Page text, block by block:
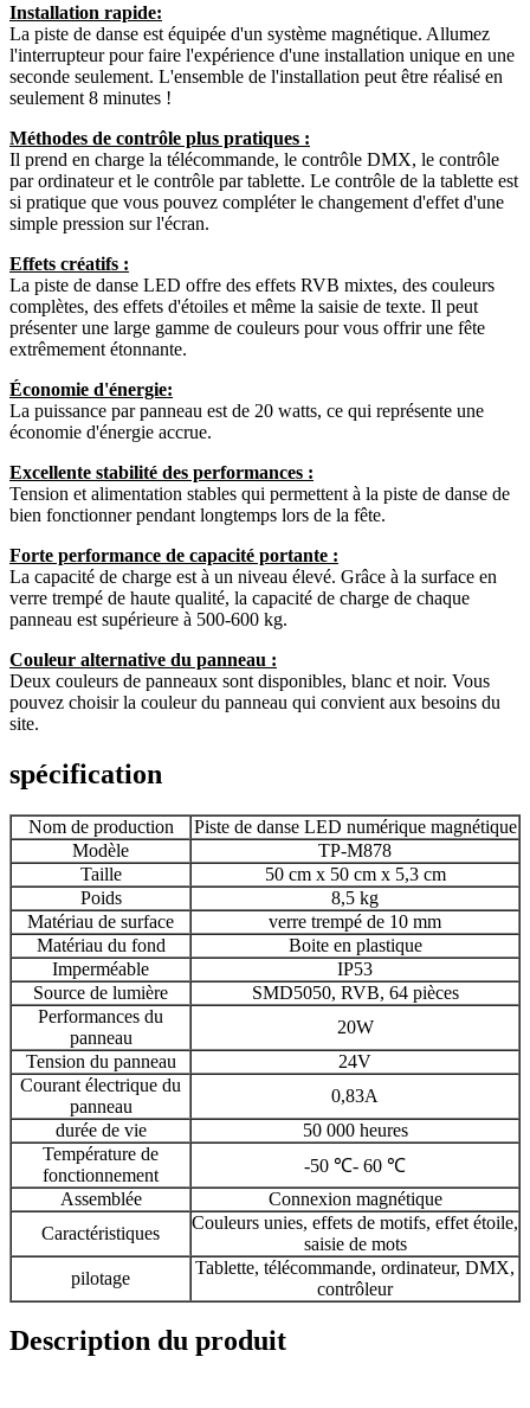
Installation rapide:
La piste de danse est équipée d'un système magnétique. Allumez
l'interrupteur pour faire l'expérience d'une installation unique en une
seconde seulement. L'ensemble de l'installation peut être réalisé en
seulement 8 minutes !
Méthodes de contrôle plus pratiques :
Il prend en charge la télécommande, le contrôle DMX, le contrôle
par ordinateur et le contrôle par tablette. Le contrôle de la tablette est
si pratique que vous pouvez compléter le changement d'effet d'une
simple pression sur l'écran.
Effets créatifs :
La piste de danse LED offre des effets RVB mixtes, des couleurs
complètes, des effets d'étoiles et même la saisie de texte. Il peut
présenter une large gamme de couleurs pour vous offrir une fête
extrêmement étonnante.
Économie d'énergie:
La puissance par panneau est de 20 watts, ce qui représente une
économie d'énergie accrue.
Excellente stabilité des performances :
Tension et alimentation stables qui permettent à la piste de danse de
bien fonctionner pendant longtemps lors de la fête.
Forte performance de capacité portante :
La capacité de charge est à un niveau élevé. Grâce à la surface en
verre trempé de haute qualité, la capacité de charge de chaque
panneau est supérieure à 500-600 kg.
Couleur alternative du panneau :
Deux couleurs de panneaux sont disponibles, blanc et noir. Vous
pouvez choisir la couleur du panneau qui convient aux besoins du
site.
spécification
Nom de production
Piste de danse LED numérique magnétique
Modèle
TP-M878
Taille
50 cm x 50 cm x 5,3 cm
Poids
8,5 kg
Matériau de surface
verre trempé de 10 mm
Matériau du fond
Boite en plastique
Imperméable
IP53
Source de lumière
SMD5050, RVB, 64 pièces
Performances du
panneau
20W
Tension du panneau
24V
Courant électrique du
panneau
0,83A
durée de vie
50 000 heures
Température de
fonctionnement
-50 ℃- 60 ℃
Assemblée
Connexion magnétique
Caractéristiques
Couleurs unies, effets de motifs, effet étoile,
saisie de mots
pilotage
Tablette, télécommande, ordinateur, DMX,
contrôleur
Description du produit